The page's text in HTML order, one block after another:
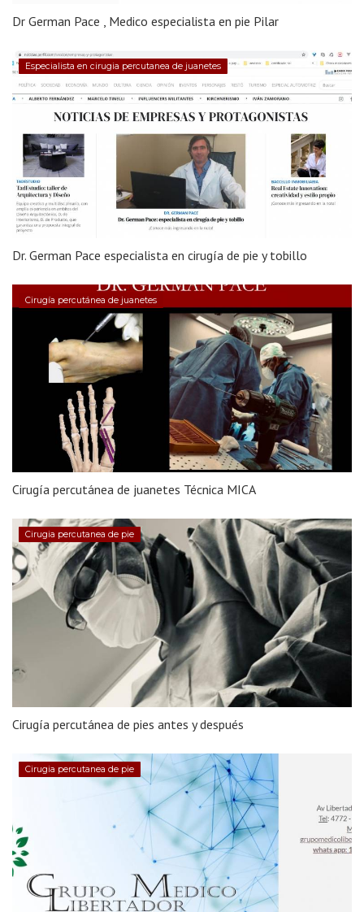
Dr German Pace , Medico especialista en pie Pilar
Especialista en cirugia percutanea de juanetes
Dr. German Pace especialista en cirugía de pie y tobillo
Cirugía percutánea de juanetes
Cirugía percutánea de juanetes Técnica MICA
Cirugia percutanea de pie
Cirugía percutánea de pies antes y después
Cirugia percutanea de pie